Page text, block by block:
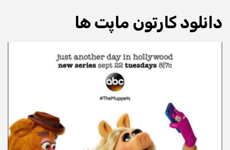
دانلود کارتون ماپت ها